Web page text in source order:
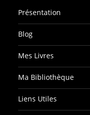
Présentation
Blog
Mes Livres
Ma Bibliothèque
Liens Utiles